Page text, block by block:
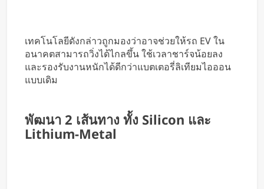
เทคโนโลยีดังกล่าวถูกมองว่าอาจช่วยให้รถ EV ใน
อนาคตสามารถวิ่งได้ไกลขึ้น ใช้เวลาชาร์จน้อยลง
และรองรับงานหนักได้ดีกว่าแบตเตอรี่ลิเทียมไอออน
แบบเดิม
พัฒนา 2 เส้นทาง ทั้ง Silicon และ
Lithium-Metal